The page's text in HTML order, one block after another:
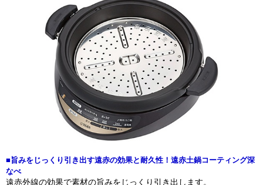
■旨みをじっくり引き出す遠赤の効果と耐久性！遠赤土鍋コーティング深
なべ
遠赤外線の効果で素材の旨みをじっくり引き出します。